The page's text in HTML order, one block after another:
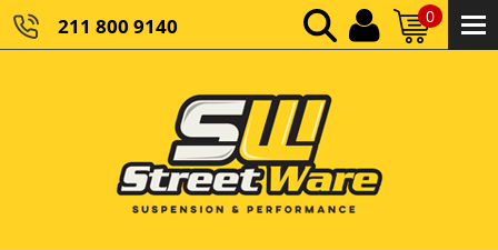
211 800 9140 0
ΚΑΘΑΡΌ ΣΎΝΟΛΟ:
ΤΕΛΙΚΌ ΣΎΝΟΛΟ:0,00 €